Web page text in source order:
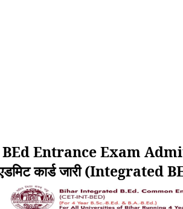
Entrance Exam Admit
एडमिट कार्ड जारी